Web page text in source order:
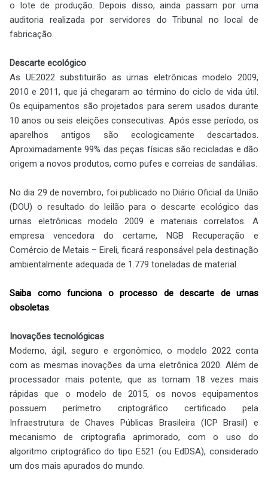
o lote de produção. Depois disso, ainda passam por uma
auditoria realizada por servidores do Tribunal no local de
fabricação.
Descarte ecológico
As UE2022 substituirão as urnas eletrônicas modelo 2009,
2010 e 2011, que já chegaram ao término do ciclo de vida útil.
Os equipamentos são projetados para serem usados durante
10 anos ou seis eleições consecutivas. Após esse período, os
aparelhos antigos são ecologicamente descartados.
Aproximadamente 99% das peças físicas são recicladas e dão
origem a novos produtos, como pufes e correias de sandálias.
No dia 29 de novembro, foi publicado no Diário Oficial da União
(DOU) o resultado do leilão para o descarte ecológico das
urnas eletrônicas modelo 2009 e materiais correlatos. A
empresa vencedora do certame, NGB Recuperação e
Comércio de Metais – Eireli, ficará responsável pela destinação
ambientalmente adequada de 1.779 toneladas de material.
Saiba como funciona o processo de descarte de urnas
obsoletas.
Inovações tecnológicas
Moderno, ágil, seguro e ergonômico, o modelo 2022 conta
com as mesmas inovações da urna eletrônica 2020. Além de
processador mais potente, que as tornam 18 vezes mais
rápidas que o modelo de 2015, os novos equipamentos
possuem perímetro criptográfico certificado pela
Infraestrutura de Chaves Públicas Brasileira (ICP Brasil) e
mecanismo de criptografia aprimorado, com o uso do
algoritmo criptográfico do tipo E521 (ou EdDSA), considerado
um dos mais apurados do mundo.